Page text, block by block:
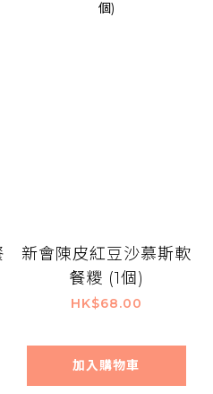
新會陳皮紅豆沙慕斯軟
餐糭 (1個)
HK$68.00
加入購物車